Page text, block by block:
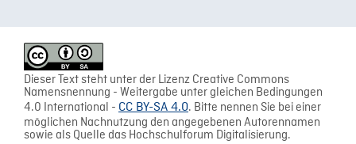
Dieser Text steht unter der Lizenz Creative Commons
Namensnennung - Weitergabe unter gleichen Bedingungen
4.0 International - CC BY-SA 4.0. Bitte nennen Sie bei einer
möglichen Nachnutzung den angegebenen Autorennamen
sowie als Quelle das Hochschulforum Digitalisierung.